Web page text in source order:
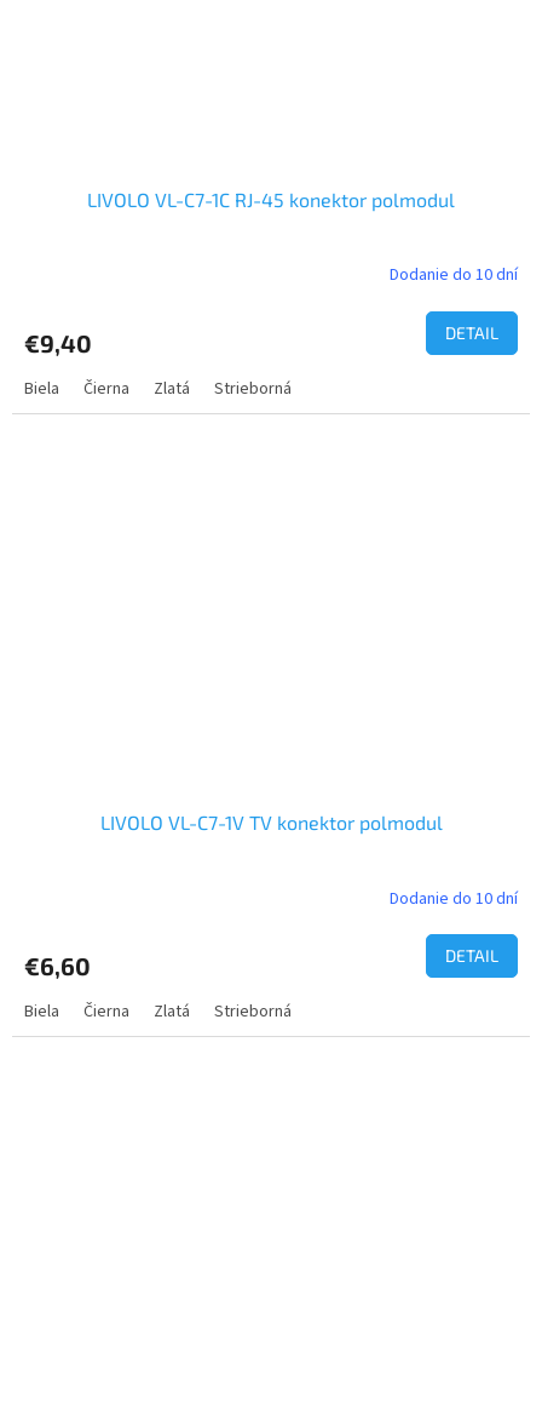
LIVOLO VL-C7-1C RJ-45 konektor polmodul
Dodanie do 10 dní
€9,40 DETAIL
Biela Čierna Zlatá Strieborná
LIVOLO VL-C7-1V TV konektor polmodul
Dodanie do 10 dní
€6,60 DETAIL
Biela Čierna Zlatá Strieborná